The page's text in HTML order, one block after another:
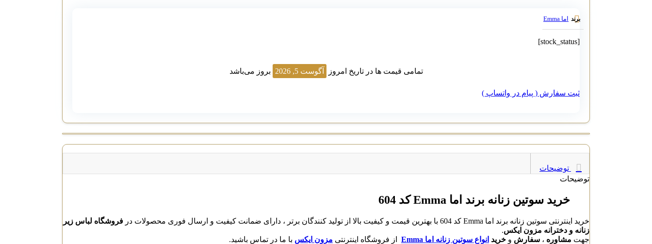
برند اما Emma
[stock_status]
تمامی قیمت ها در تاریخ امروز آگوست 5, 2026 بروز می‌باشد
ثبت سفارش ( پیام در واتساپ )
توضیحات
توضیحات
خرید سوتین زنانه برند اما Emma کد 604
خرید اینترنتی سوتین زنانه برند اما Emma کد 604 با بهترین قیمت و کیفیت بالا از تولید کنندگان برتر ، دارای ضمانت کیفیت و ارسال فوری محصولات در
فروشگاه لباس زیر
زنانه و دخترانه مزون ایکس.
جهت مشاوره ، سفارش و خرید انواع سوتین زنانه اما Emma از فروشگاه اینترنتی مزون ایکس با ما در تماس باشید.